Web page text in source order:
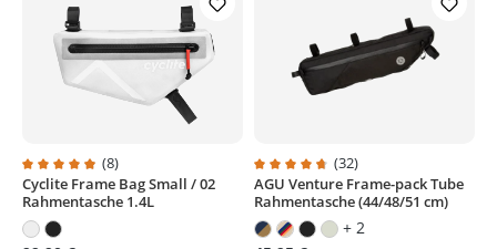
Durchschnittliche Bewertung von 4.8 von 5 Sternen
(8)
Cyclite Frame Bag Small / 02
Rahmentasche 1.4L
Durchschnittliche Bewertung
(32)
AGU Venture Frame-pack Tube
Rahmentasche (44/48/51 cm)
+ 2